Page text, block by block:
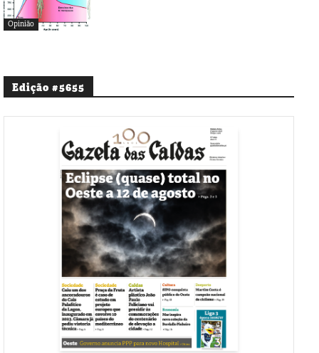
Opinião
Edição #5655